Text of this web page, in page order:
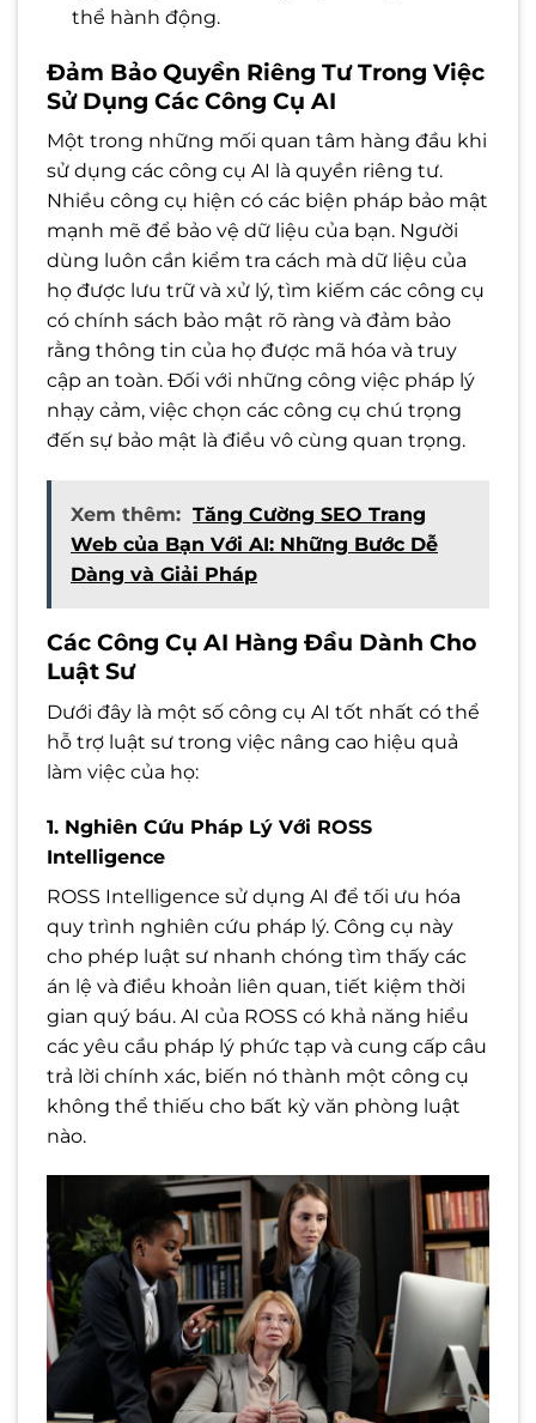
thể hành động.
Đảm Bảo Quyền Riêng Tư Trong Việc
Sử Dụng Các Công Cụ AI
Một trong những mối quan tâm hàng đầu khi
sử dụng các công cụ AI là quyền riêng tư.
Nhiều công cụ hiện có các biện pháp bảo mật
mạnh mẽ để bảo vệ dữ liệu của bạn. Người
dùng luôn cần kiểm tra cách mà dữ liệu của
họ được lưu trữ và xử lý, tìm kiếm các công cụ
có chính sách bảo mật rõ ràng và đảm bảo
rằng thông tin của họ được mã hóa và truy
cập an toàn. Đối với những công việc pháp lý
nhạy cảm, việc chọn các công cụ chú trọng
đến sự bảo mật là điều vô cùng quan trọng.
Xem thêm: Tăng Cường SEO Trang
Web của Bạn Với AI: Những Bước Dễ
Dàng và Giải Pháp
Các Công Cụ AI Hàng Đầu Dành Cho
Luật Sư
Dưới đây là một số công cụ AI tốt nhất có thể
hỗ trợ luật sư trong việc nâng cao hiệu quả
làm việc của họ:
1. Nghiên Cứu Pháp Lý Với ROSS
Intelligence
ROSS Intelligence sử dụng AI để tối ưu hóa
quy trình nghiên cứu pháp lý. Công cụ này
cho phép luật sư nhanh chóng tìm thấy các
án lệ và điều khoản liên quan, tiết kiệm thời
gian quý báu. AI của ROSS có khả năng hiểu
các yêu cầu pháp lý phức tạp và cung cấp câu
trả lời chính xác, biến nó thành một công cụ
không thể thiếu cho bất kỳ văn phòng luật
nào.